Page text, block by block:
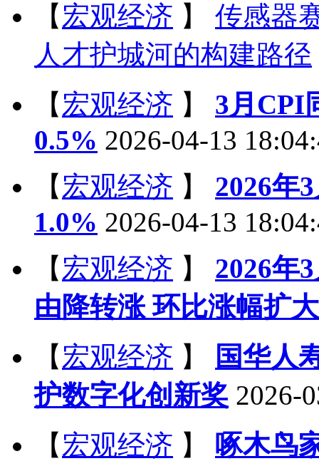
【 宏观经济 】 传感器
人才护城河的构建路径
【 宏观经济 】 3月CPI
0.5% 2026-04-13
【 宏观经济 】 2026年
1.0% 2026-04-13
【 宏观经济 】 2026年
由降转涨 环比涨幅扩大
【 宏观经济 】
国华人
护数字化创新奖 2026-
【 宏观经济 】 啄木鸟